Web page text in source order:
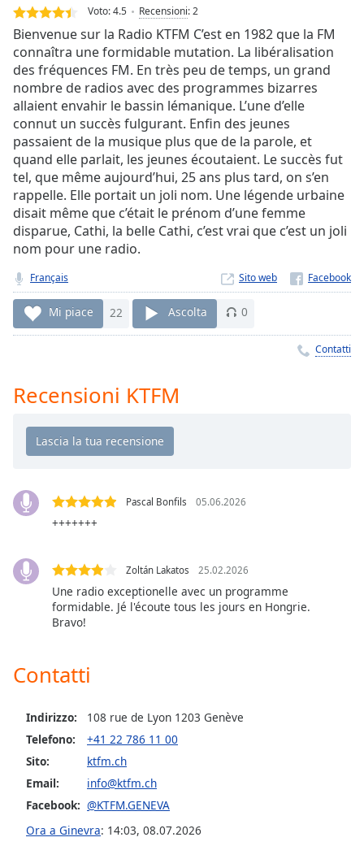
0.00%
Stream
TypeLIVE
Seek to
currently
behind
Remaining
Time-
Playback
Rate
Chapters
Descriptions
selected
Subtitles
subtitles
opens
subtitles
settings
subtitles
off
selected
Picture-
Fullscreen
modal
window.
Voto:4.5 Recensioni:2
Bienvenue sur la Radio KTFM C’est en 1982 que la FM
connaîtra une formidable mutation. La libéralisation
des fréquences FM. En très peu de temps, un grand
nombre de radios avec des programmes bizarres
allaient envahir le bassin lémanique. L’une d’elle
connut un succès fulgurant. Enfin des jeunes
passaient de la musique plus que de la parole, et
quand elle parlait, les jeunes écoutaient. Le succès fut
tel, que même aujourd’hui, 25 ans plus tard, on s’en
rappelle. Elle portait un joli nom. Une légende urbaine
disait même que c’était le prénom d’une femme
disparue, Cathi, la belle Cathi, c’est vrai que c’est un joli
nom pour une radio.
Français Sito web
Mi piace 22 Ascolta 0
Contatti
Recensioni KTFM
Pascal Bonfils 05.06.2026
+++++++
Zoltán Lakatos 25.02.2026
Une radio exceptionelle avec un programme
formidable. Jé l'écoute tous les jours en Hongrie.
Bravo!
Contatti
Indirizzo:
108 rue de Lyon 1203 Genève
Telefono:
+41 22 786 11 00
Sito:
ktfm.ch
Email:
info@ktfm.ch
Facebook: @KTFM.GENEVA
Ora a Ginevra: 14:03, 08.07.2026